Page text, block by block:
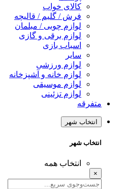
کالای خواب
فرش / گلیم / قالیچه
لوازم چوبی / مبلمان
لوازم برقی و گازی
اسباب بازی
سایر
لوازم ورزشی
لوازم خانه و آشپزخانه
لوازم موسیقی
لوازم تزئینی
متفرقه
انتخاب شهر
انتخاب شهر
انتخاب همه
×